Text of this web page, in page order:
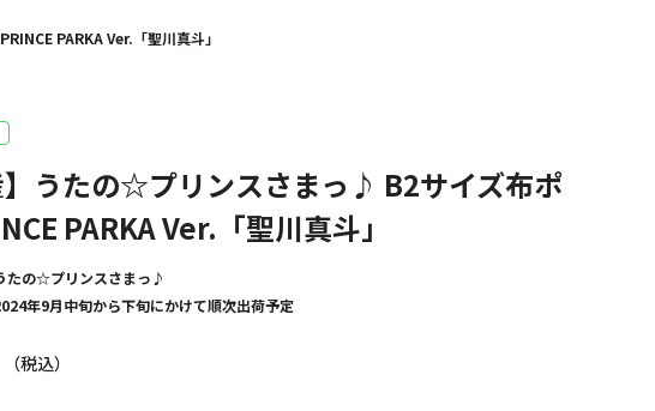
PARKA Ver.「聖川真斗」
】うたの☆プリンスさまっ♪ B2サイズ布ポ
PARKA Ver.「聖川真斗」
たの☆プリンスさまっ♪
年9月中旬から下旬にかけて順次出荷予定